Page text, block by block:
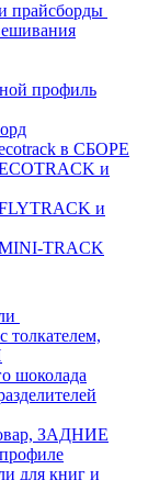
прайсборды
профиль
в СБОРЕ
и
и
TRACK
толкателем,
шоколада
ЗАДНИЕ
для книг и